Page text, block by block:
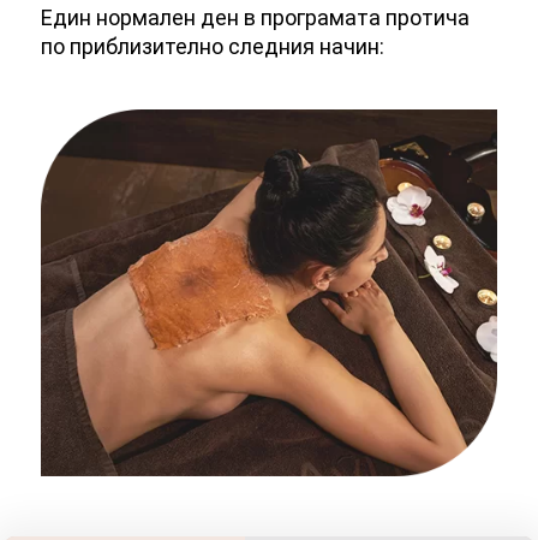
Един нормален ден в програмата протича
по приблизително следния начин: